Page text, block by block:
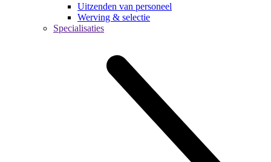
Uitzenden van personeel
Werving & selectie
Specialisaties